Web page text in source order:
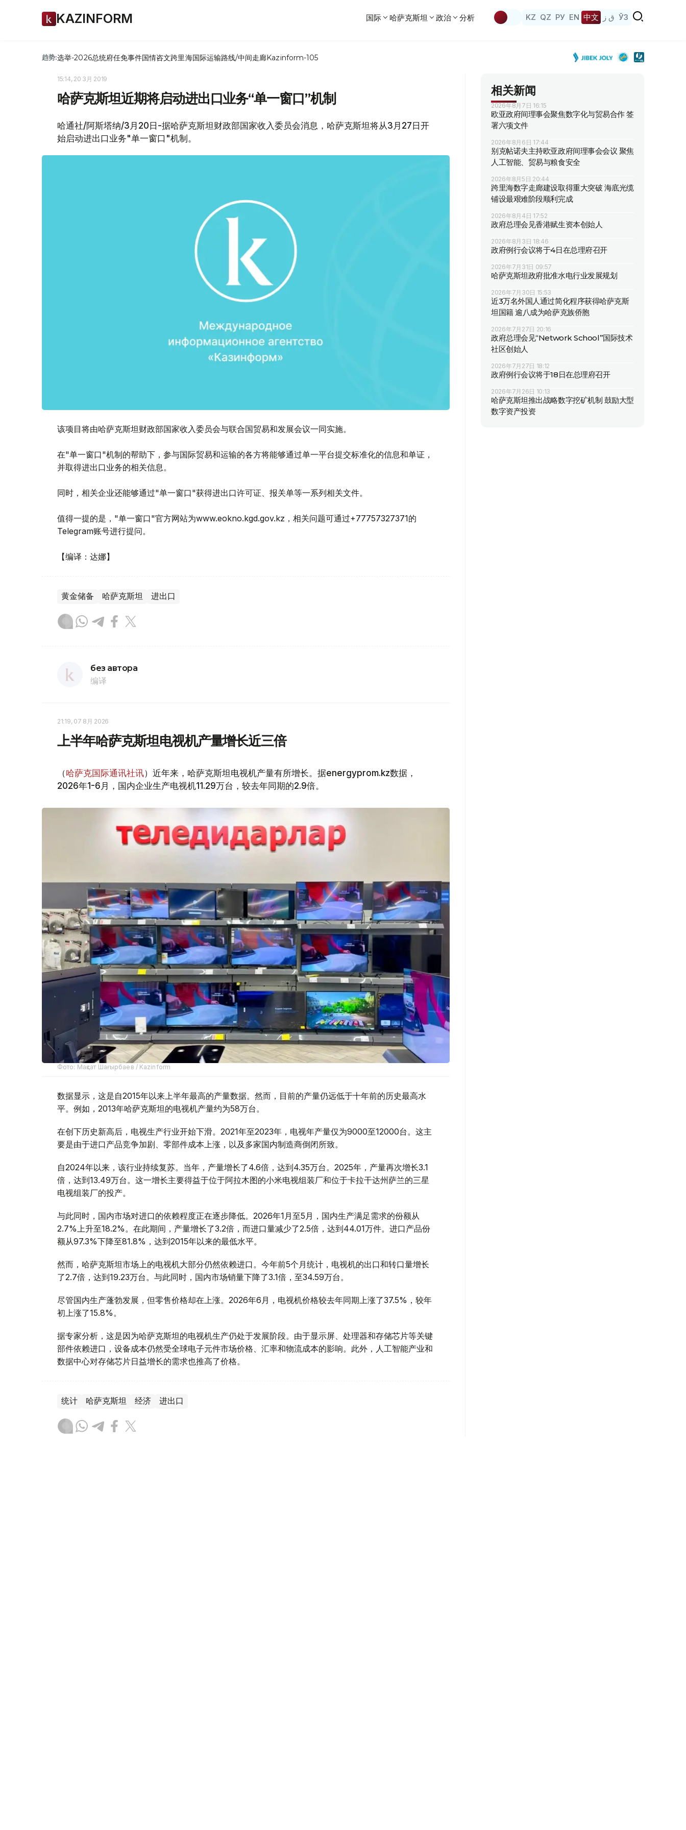
KAZINFORM 国际 哈萨克斯坦 政治 分析 KZ QZ РУ EN 中文 ق ز ЎЗ
趋势:选举-2026总统府任免事件国情咨文跨里海国际运输路线/中间走廊Kazinform-105
15:14, 20 3月 2019
哈萨克斯坦近期将启动进出口业务“单一窗口”机制
哈通社/阿斯塔纳/3月20日-据哈萨克斯坦财政部国家收入委员会消息，哈萨克斯坦将从3月27日开
始启动进出口业务"单一窗口"机制。
该项目将由哈萨克斯坦财政部国家收入委员会与联合国贸易和发展会议一同实施。
在"单一窗口"机制的帮助下，参与国际贸易和运输的各方将能够通过单一平台提交标准化的信息和单证，
并取得进出口业务的相关信息。
同时，相关企业还能够通过"单一窗口"获得进出口许可证、报关单等一系列相关文件。
值得一提的是，"单一窗口"官方网站为www.eokno.kgd.gov.kz，相关问题可通过+77757327371的
Telegram账号进行提问。
【编译：达娜】
黄金储备 哈萨克斯坦 进出口
без автора
编译
21:19, 07 8月 2026
上半年哈萨克斯坦电视机产量增长近三倍
（哈萨克国际通讯社讯）近年来，哈萨克斯坦电视机产量有所增长。据energyprom.kz数据，
2026年1-6月，国内企业生产电视机11.29万台，较去年同期的2.9倍。
Фото: Мақсат Шағырбаев / Kazinform
数据显示，这是自2015年以来上半年最高的产量数据。然而，目前的产量仍远低于十年前的历史最高水
平。例如，2013年哈萨克斯坦的电视机产量约为58万台。
在创下历史新高后，电视生产行业开始下滑。2021年至2023年，电视年产量仅为9000至12000台。这主
要是由于进口产品竞争加剧、零部件成本上涨，以及多家国内制造商倒闭所致。
自2024年以来，该行业持续复苏。当年，产量增长了4.6倍，达到4.35万台。2025年，产量再次增长3.1
倍，达到13.49万台。这一增长主要得益于位于阿拉木图的小米电视组装厂和位于卡拉干达州萨兰的三星
电视组装厂的投产。
与此同时，国内市场对进口的依赖程度正在逐步降低。2026年1月至5月，国内生产满足需求的份额从
2.7%上升至18.2%。在此期间，产量增长了3.2倍，而进口量减少了2.5倍，达到44.01万件。进口产品份
额从97.3%下降至81.8%，达到2015年以来的最低水平。
然而，哈萨克斯坦市场上的电视机大部分仍然依赖进口。今年前5个月统计，电视机的出口和转口量增长
了2.7倍，达到19.23万台。与此同时，国内市场销量下降了3.1倍，至34.59万台。
尽管国内生产蓬勃发展，但零售价格却在上涨。2026年6月，电视机价格较去年同期上涨了37.5%，较年
初上涨了15.8%。
据专家分析，这是因为哈萨克斯坦的电视机生产仍处于发展阶段。由于显示屏、处理器和存储芯片等关键
部件依赖进口，设备成本仍然受全球电子元件市场价格、汇率和物流成本的影响。此外，人工智能产业和
数据中心对存储芯片日益增长的需求也推高了价格。
统计 哈萨克斯坦 经济 进出口
相关新闻
2026年8月7日 16:15
欧亚政府间理事会聚焦数字化与贸易合作 签
署六项文件
2026年8月6日 17:44
别克帖诺夫主持欧亚政府间理事会会议 聚焦
人工智能、贸易与粮食安全
2026年8月5日 20:44
跨里海数字走廊建设取得重大突破 海底光缆
铺设最艰难阶段顺利完成
2026年8月4日 17:52
政府总理会见香港赋生资本创始人
2026年8月3日 18:46
政府例行会议将于4日在总理府召开
2026年7月31日 09:57
哈萨克斯坦政府批准水电行业发展规划
2026年7月30日 15:53
近3万名外国人通过简化程序获得哈萨克斯
坦国籍 逾八成为哈萨克族侨胞
2026年7月27日 20:16
政府总理会见“Network School”国际技术
社区创始人
2026年7月27日 18:12
政府例行会议将于18日在总理府召开
2026年7月26日 10:13
哈萨克斯坦推出战略数字挖矿机制 鼓励大型
数字资产投资